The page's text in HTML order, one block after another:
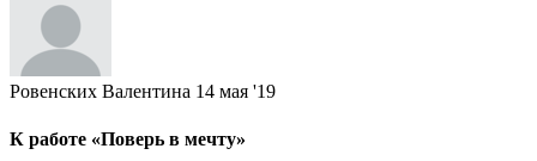
Ровенских Валентина 14 мая '19
К работе «Поверь в мечту»